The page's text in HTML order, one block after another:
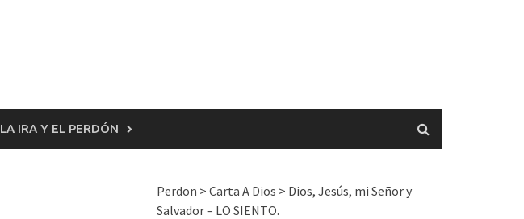
LA IRA Y EL PERDÓN
Perdon > Carta A Dios > Dios, Jesús, mi Señor y
Salvador – LO SIENTO.